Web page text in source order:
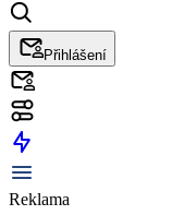
Přihlášení
Reklama